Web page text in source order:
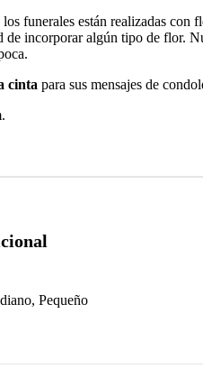
los funerales están realizadas
de incorporar algún tipo de flor.
cinta para sus mensajes de
Pequeño